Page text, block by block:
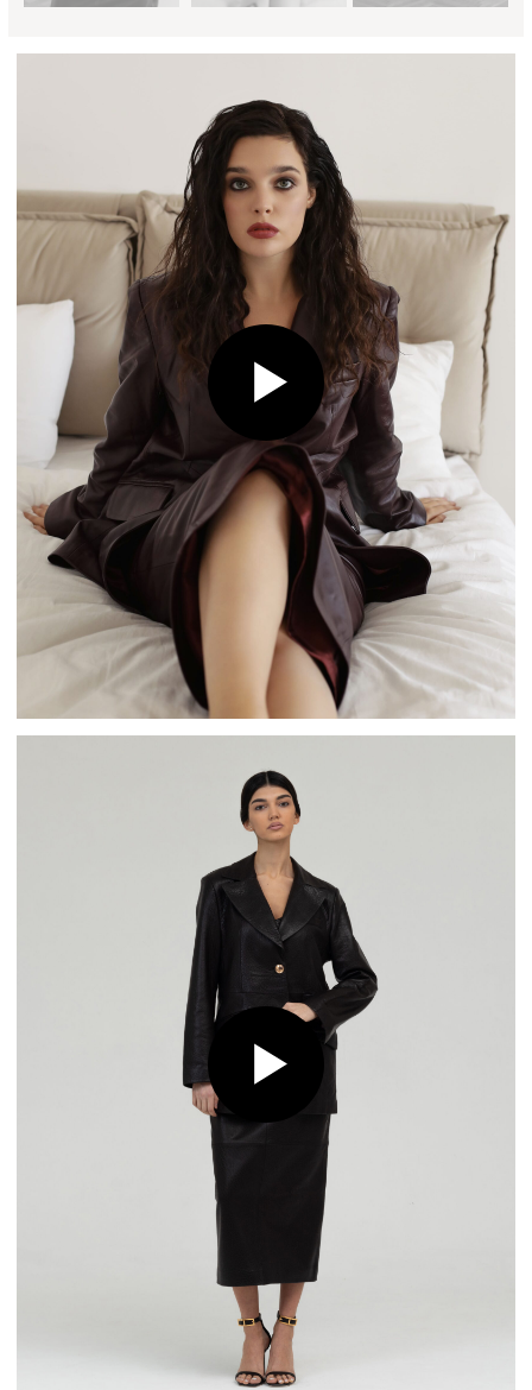
В преддверии нового сезона мы с уверенностью
заявляем: новая коллекция Burka разобьёт сердца
даже самых искушённых модниц. Ведь первая
«стрела» уже летит в вашу сторону — цвет «зимняя
вишня».
Это один из ключевых цветов новой коллекции.
Глубокий, терпкий, сочный оттенок стал нашим
фаворитом.